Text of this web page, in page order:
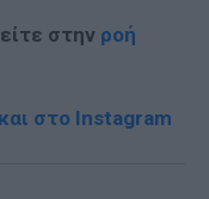
στην ροή
στο Instagram